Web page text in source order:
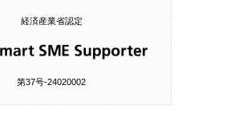
経済産業省認定
第37号‐24020002